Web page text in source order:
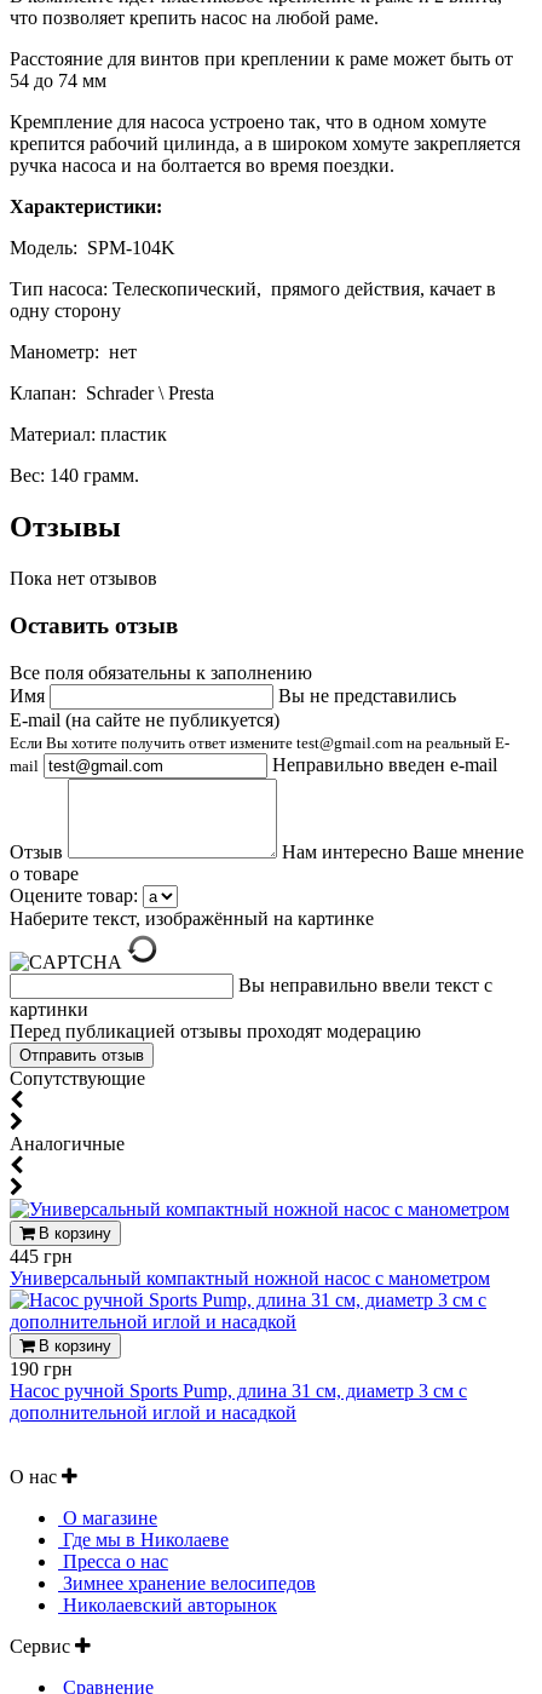
что позволяет крепить насос на любой раме.
Расстояние для винтов при креплении к раме может быть от
54 до 74 мм
Кремпление для насоса устроено так, что в одном хомуте
крепится рабочий цилинда, а в широком хомуте закрепляется
ручка насоса и на болтается во время поездки.
Характеристики:
Модель: SPM-104K
Тип насоса: Телескопический, прямого действия, качает в
одну сторону
Манометр: нет
Клапан: Schrader \ Presta
Материал: пластик
Вес: 140 грамм.
Отзывы
Пока нет отзывов
Оставить отзыв
Все поля обязательны к заполнению
Имя
Вы не представились
E-mail (на сайте не публикуется)
Если Вы хотите получить ответ измените test@gmail.com на реальный E-
mail
Неправильно введен e-mail
Отзыв
Нам интересно Ваше мнение
о товаре
Оцените товар:
Наберите текст, изображённый на картинке
Вы неправильно ввели текст с
картинки
Перед публикацией отзывы проходят модерацию
Cопутствующие
Аналогичные
В корзину
445 грн
Универсальный компактный ножной насос с манометром
В корзину
190 грн
Насос ручной Sports Pump, длина 31 см, диаметр 3 см с
дополнительной иглой и насадкой
О нас
О магазине
Где мы в Николаеве
Пресса о нас
Зимнее хранение велосипедов
Николаевский авторынок
Сервис
Сравнение